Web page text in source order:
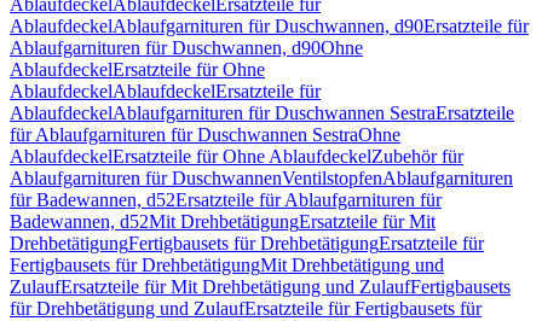
AblaufdeckelAblaufdeckelErsatzteile für
AblaufdeckelAblaufgarnituren für Duschwannen, d90Ersatzteile für
Ablaufgarnituren für Duschwannen, d90Ohne
AblaufdeckelErsatzteile für Ohne
AblaufdeckelAblaufdeckelErsatzteile für
AblaufdeckelAblaufgarnituren für Duschwannen SestraErsatzteile
für Ablaufgarnituren für Duschwannen SestraOhne
AblaufdeckelErsatzteile für Ohne AblaufdeckelZubehör für
Ablaufgarnituren für DuschwannenVentilstopfenAblaufgarnituren
für Badewannen, d52Ersatzteile für Ablaufgarnituren für
Badewannen, d52Mit DrehbetätigungErsatzteile für Mit
DrehbetätigungFertigbausets für DrehbetätigungErsatzteile für
Fertigbausets für DrehbetätigungMit Drehbetätigung und
ZulaufErsatzteile für Mit Drehbetätigung und ZulaufFertigbausets
für Drehbetätigung und ZulaufErsatzteile für Fertigbausets für